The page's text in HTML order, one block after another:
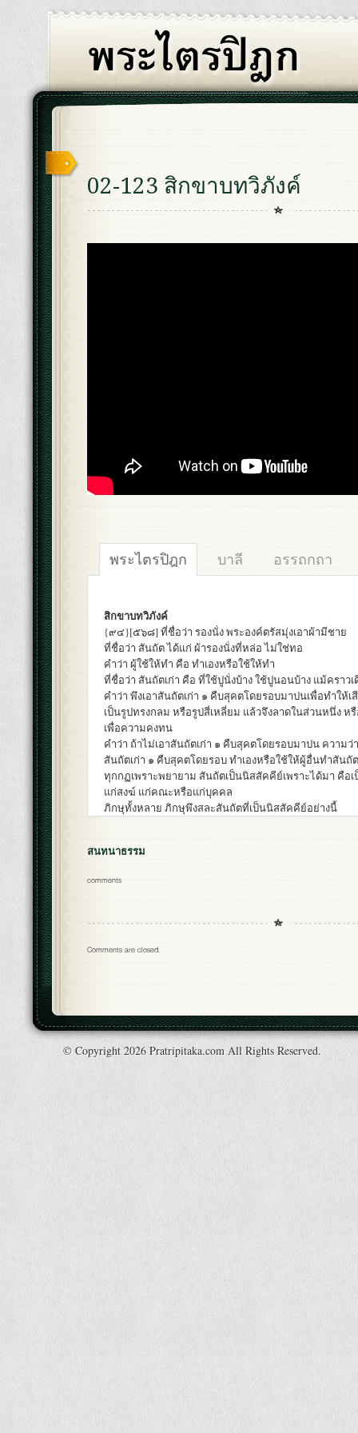
02-123 สิกขาบทวิภังค์
พระไตรปิฎก บาลี อรรถกถา
สิกขาบทวิภังค์
{๙๔}[๕๖๘] ที่ชื่อว่า รองนั่ง พระองค์ตรัสมุ่งเอาผ้ามีชาย
ที่ชื่อว่า สันถัต ได้แก่ ผ้ารองนั่งที่หล่อ ไม่ใช่ทอ
คำว่า ผู้ใช้ให้ทำ คือ ทำเองหรือใช้ให้ทำ
ที่ชื่อว่า สันถัตเก่า คือ ที่ใช้ปูนั่งบ้าง ใช้ปูนอนบ้าง แม้คราวเ
คำว่า พึงเอาสันถัตเก่า ๑ คืบสุคตโดยรอบมาปนเพื่อทำให้เ
เป็นรูปทรงกลม หรือรูปสี่เหลี่ยม แล้วจึงลาดในส่วนหนึ่ง ห
เพื่อความคงทน
คำว่า ถ้าไม่เอาสันถัตเก่า ๑ คืบสุคตโดยรอบมาปน ความว่
สันถัตเก่า ๑ คืบสุคตโดยรอบ ทำเองหรือใช้ให้ผู้อื่นทำสันถั
ทุกกฏเพราะพยายาม สันถัตเป็นนิสสัคคีย์เพราะได้มา คือ
แก่สงฆ์ แก่คณะหรือแก่บุคคล
ภิกษุทั้งหลาย ภิกษุพึงสละสันถัตที่เป็นนิสสัคคีย์อย่างนี้
สนทนาธรรม
comments
Comments are closed.
© Copyright 2026 Pratripitaka.com All Rights Reserved.